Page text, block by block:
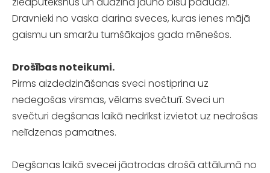
Dravnieki no vaska darina sveces, kuras ienes mājā
gaismu un smaržu tumšākajos gada mēnešos.
Drošības noteikumi.
Pirms aizdedzināšanas sveci nostiprina uz
nedegošas virsmas, vēlams svečturī. Sveci un
svečturi degšanas laikā nedrīkst izvietot uz nedrošas
nelīdzenas pamatnes.
Degšanas laikā svecei jāatrodas drošā attālumā no